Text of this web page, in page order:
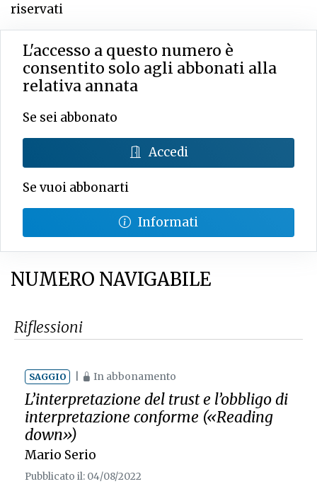
riservati
L'accesso a questo numero è
consentito solo agli abbonati alla
relativa annata
Se sei abbonato
Accedi
Se vuoi abbonarti
Informati
NUMERO NAVIGABILE
Riflessioni
SAGGIO In abbonamento
L’interpretazione del trust e l’obbligo di
interpretazione conforme («Reading
down»)
Mario Serio
Pubblicato il: 04/08/2022